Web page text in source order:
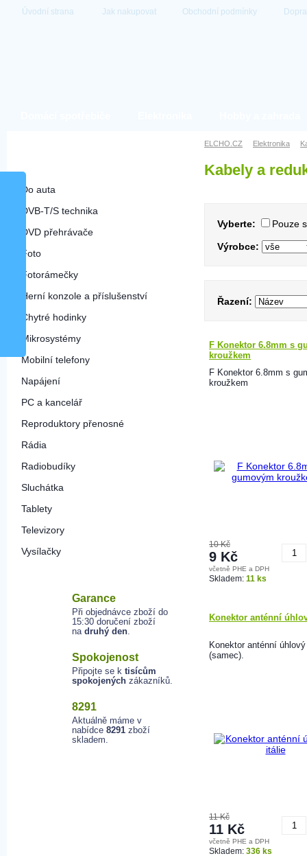
Úvodní strana Jak nakupovat Obchodní podmínky
Do auta
DVB-T/S technika
DVD přehrávače
Foto
Fotorámečky
Herní konzole a příslušenství
Chytré hodinky
Mikrosystémy
Mobilní telefony
Napájení
PC a kancelář
Reproduktory přenosné
Rádia
Radiobudíky
Sluchátka
Tablety
Televizory
Vysílačky
Garance
Při objednávce zboží do
15:30 doručení zboží
na druhý den.
Spokojenost
Připojte se k tisícům
spokojených zákazníků.
8291
Aktuálně máme v
nabídce 8291 zboží
skladem.
ELCHO.CZ Elektronika
Kabely a
Vyberte: Pouze
Výrobce:
Řazení:
F Konektor 6.8mm s
kroužkem
F Konektor 6.8mm s
kroužkem
10 Kč
9 Kč
včetně PHE a DPH
Skladem: 11 ks
Konektor anténní
Konektor anténní
(samec).
11 Kč
11 Kč
včetně PHE a DPH
Skladem: 336 ks